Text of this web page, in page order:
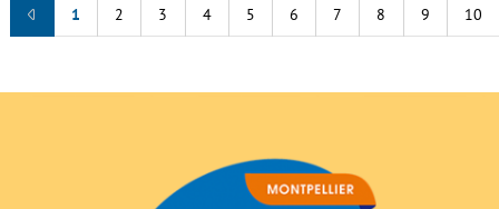
1 2 3 4 5 6 7 8 9 10